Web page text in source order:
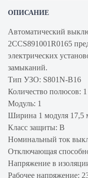
ОПИСАНИЕ
Автоматический
2CCS891001R0165
электрических
замыканий.
Тип УЗО: S801N-B16
Количество полюсов: 1
Модуль: 1
Ширина 1 модуля 17,5
Класс защиты: В
Номинальный ток
Отключающая
Напряжение в
Рабочее напряжение: